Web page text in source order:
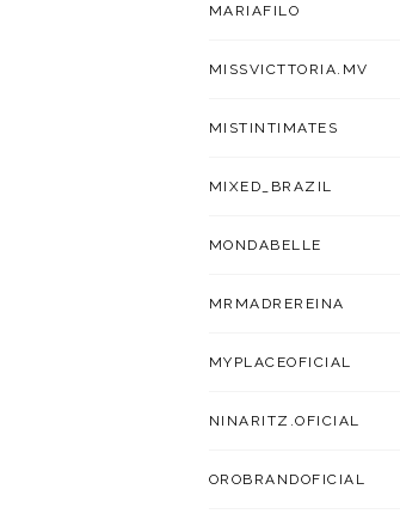
MARIAFILO
MISSVICTTORIA.MV
MISTINTIMATES
MIXED_BRAZIL
MONDABELLE
MRMADREREINA
MYPLACEOFICIAL
NINARITZ.OFICIAL
OROBRANDOFICIAL